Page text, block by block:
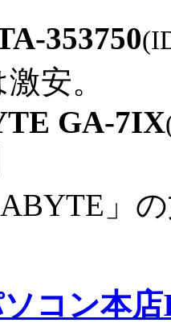
353750
安。
GA-7IX
」
コン本